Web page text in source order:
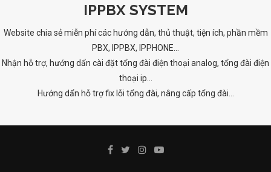
IPPBX SYSTEM
Website chia sẻ miễn phí các hướng dẫn, thủ thuật, tiện ích, phần mềm
PBX, IPPBX, IPPHONE...
Nhận hỗ trợ, hướng dẩn cài đặt tổng đài điện thoại analog, tổng đài điện
thoại ip...
Hướng dẩn hỗ trợ fix lỗi tổng đài, nâng cấp tổng đài...